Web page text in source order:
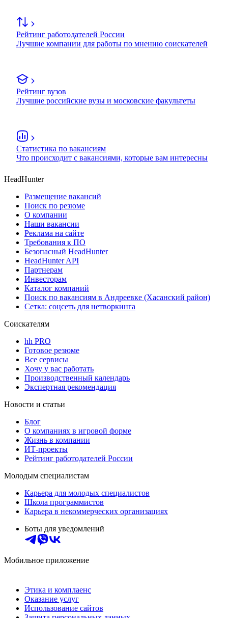
Рейтинг работодателей России
Лучшие компании для работы по мнению соискателей
Рейтинг вузов
Лучшие российские вузы и московские факультеты
Статистика по вакансиям
Что происходит с вакансиями, которые вам интересны
HeadHunter
Размещение вакансий
Поиск по резюме
О компании
Наши вакансии
Реклама на сайте
Требования к ПО
Безопасный HeadHunter
HeadHunter API
Партнерам
Инвесторам
Каталог компаний
Поиск по вакансиям в Андреевке (Хасанский район)
Сетка: соцсеть для нетворкинга
Соискателям
hh PRO
Готовое резюме
Все сервисы
Хочу у вас работать
Производственный календарь
Экспертная рекомендация
Новости и статьи
Блог
О компаниях в игровой форме
Жизнь в компании
ИТ-проекты
Рейтинг работодателей России
Молодым специалистам
Карьера для молодых специалистов
Школа программистов
Карьера в некоммерческих организациях
Боты для уведомлений
Мобильное приложение
Этика и комплаенс
Оказание услуг
Использование сайтов